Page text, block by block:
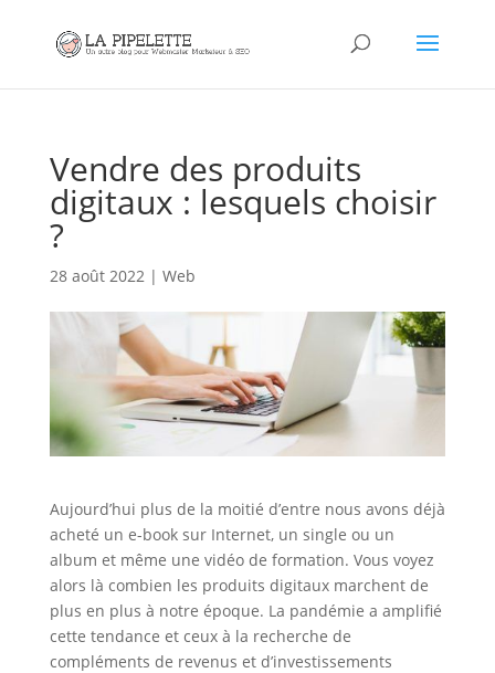
Vendre des produits
digitaux : lesquels choisir
?
28 août 2022| Web
Aujourd’hui plus de la moitié d’entre nous avons déjà
acheté un e-book sur Internet, un single ou un
album et même une vidéo de formation. Vous voyez
alors là combien les produits digitaux marchent de
plus en plus à notre époque. La pandémie a amplifié
cette tendance et ceux à la recherche de
compléments de revenus et d’investissements